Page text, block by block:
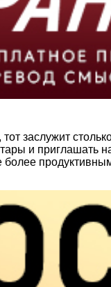
заслужит
и приглашать